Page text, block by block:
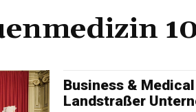
Business &
Landstraßer